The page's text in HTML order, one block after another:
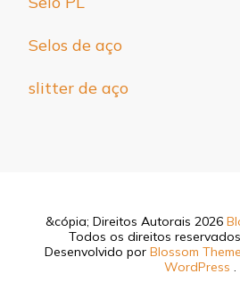
Selos de aço
slitter de aço
&cópia; Direitos Autorais 2026
Todos os direitos
Desenvolvido por Blossom
WordPress .